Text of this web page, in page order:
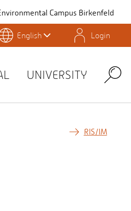
Campus Birkenfeld
English Login
UNIVERSITY Search
RIS/IM